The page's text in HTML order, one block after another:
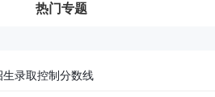
热门专题
录取控制分数线